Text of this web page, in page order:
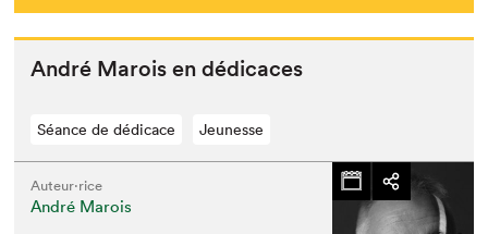
André Marois en dédicaces
Séance de dédicace Jeunesse
Auteur·rice
André Marois